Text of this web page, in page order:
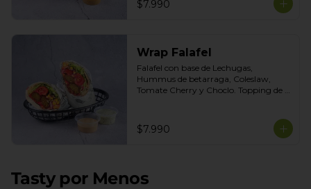
$7.990
Wrap Falafel
Falafel con base de Lechugas,
Hummus de betarraga, Coleslaw,
Tomate Cherry y Choclo. Topping de
$7.990
Tasty por Menos